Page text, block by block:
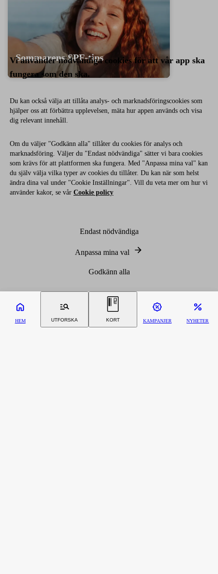
HEM UTFORSKA KORT KAMPANJER NYHETER
Sommarens SPF-tips
Vi använder nödvändiga cookies för att vår app ska
fungera som den ska.
Du kan också välja att tillåta analys- och marknadsföringscookies som
hjälper oss att förbättra upplevelsen, mäta hur appen används och visa
dig relevant innehåll.
Om du väljer "Godkänn alla" tillåter du cookies för analys och
marknadsföring. Väljer du "Endast nödvändiga" sätter vi bara cookies
som krävs för att plattformen ska fungera. Med "Anpassa mina val" kan
du själv välja vilka typer av cookies du tillåter. Du kan när som helst
ändra dina val under "Cookie Inställningar". Vill du veta mer om hur vi
använder kakor, se vår Cookie policy
Endast nödvändiga
Anpassa mina val
Godkänn alla